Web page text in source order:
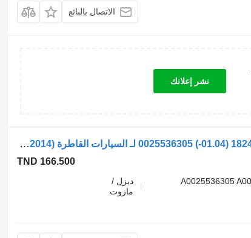
الاتصال بالبائع
نشر إعلانك
أسطوانة هيدروليكية Mercedes-Benz أكسور 2 1824 (01.04-) 0025536305 لـ السيارات القاطرة Mercedes-Benz Actros, Axor MP1, MP2, MP3 (1996-2014)
TND 166.500
0025536305 0025533205 0025533305
ديزل /
مازوت